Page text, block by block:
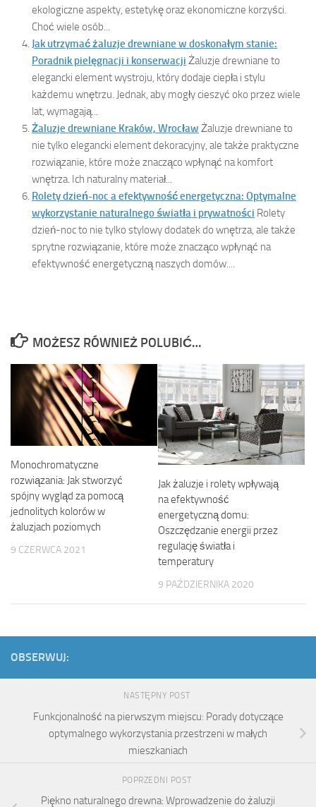
ekologiczne aspekty, estetykę oraz ekonomiczne korzyści.
Choć wiele osób...
Jak utrzymać żaluzje drewniane w doskonałym stanie:
Poradnik pielęgnacji i konserwacji Żaluzje drewniane to
elegancki element wystroju, który dodaje ciepła i stylu
każdemu wnętrzu. Jednak, aby mogły cieszyć oko przez wiele
lat, wymagają...
Żaluzje drewniane Kraków, Wrocław Żaluzje drewniane to
nie tylko elegancki element dekoracyjny, ale także praktyczne
rozwiązanie, które może znacząco wpłynąć na komfort
wnętrza. Ich naturalny materiał...
Rolety dzień-noc a efektywność energetyczna: Optymalne
wykorzystanie naturalnego światła i prywatności Rolety
dzień-noc to nie tylko stylowy dodatek do wnętrza, ale także
sprytne rozwiązanie, które może znacząco wpłynąć na
efektywność energetyczną naszych domów....
MOŻESZ RÓWNIEŻ POLUBIĆ…
Monochromatyczne
rozwiązania: Jak stworzyć
spójny wygląd za pomocą
jednolitych kolorów w
żaluzjach poziomych
9 CZERWCA 2021
Jak żaluzje i rolety wpływają
na efektywność
energetyczną domu:
Oszczędzanie energii przez
regulację światła i
temperatury
9 PAŹDZIERNIKA 2020
OBSERWUJ:
NASTĘPNY POST
Funkcjonalność na pierwszym miejscu: Porady dotyczące
optymalnego wykorzystania przestrzeni w małych
mieszkaniach
POPRZEDNI POST
Piękno naturalnego drewna: Wprowadzenie do żaluzji